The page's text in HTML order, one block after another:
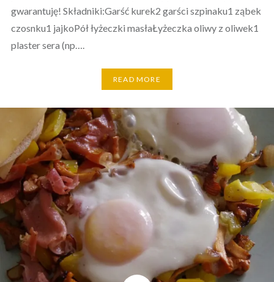
gwarantuję! Składniki:Garść kurek2 garści szpinaku1 ząbek
czosnku1 jajkoPół łyżeczki masłaŁyżeczka oliwy z oliwek1
plaster sera (np….
READ MORE